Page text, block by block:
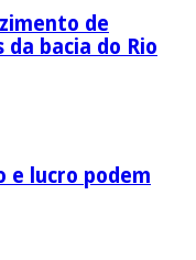
de
bacia do Rio
e lucro podem